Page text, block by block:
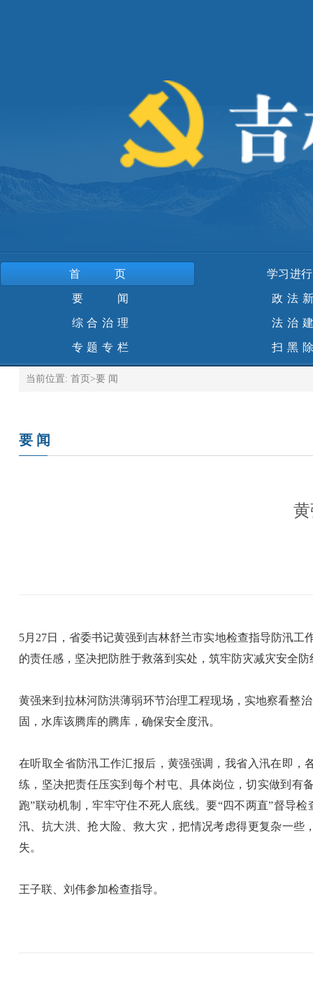
首页 学习进
要 闻 政法
综合治理 法治
专题专栏 扫黑
当前位置: 首页 >要 闻
要 闻
5月27日，省委书记黄强到吉林舒兰市实地检查指导防汛
的责任感，坚决把防胜于救落到实处，筑牢防灾减灾安全防
黄强来到拉林河防洪薄弱环节治理工程现场，实地察看整
固，水库该腾库的腾库，确保安全度汛。
在听取全省防汛工作汇报后，黄强强调，我省入汛在即
练，坚决把责任压实到每个村屯、具体岗位，切实做到有
跑”联动机制，牢牢守住不死人底线。要“四不两直”督导
汛、抗大洪、抢大险、救大灾，把情况考虑得更复杂一
失。
王子联、刘伟参加检查指导。